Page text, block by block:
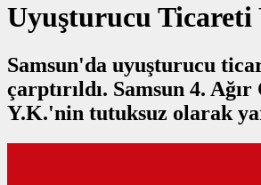
Uyuşturucu Ticareti
Samsun'da uyuşturucu
çarptırıldı. Samsun 4.
Y.K.'nin tutuksuz olarak